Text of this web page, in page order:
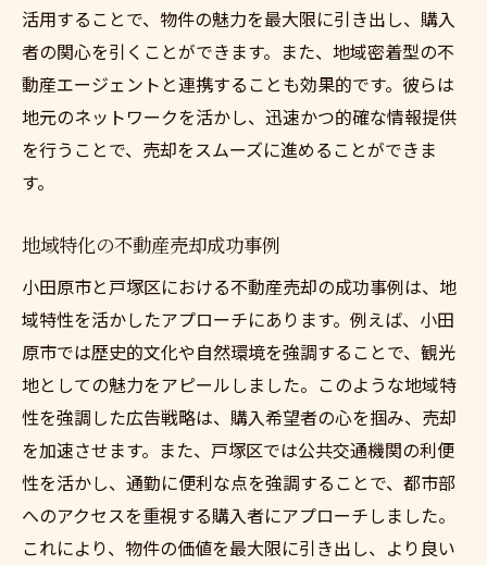
活用することで、物件の魅力を最大限に引き出し、購入
者の関心を引くことができます。また、地域密着型の不
動産エージェントと連携することも効果的です。彼らは
地元のネットワークを活かし、迅速かつ的確な情報提供
を行うことで、売却をスムーズに進めることができま
す。
地域特化の不動産売却成功事例
小田原市と戸塚区における不動産売却の成功事例は、地
域特性を活かしたアプローチにあります。例えば、小田
原市では歴史的文化や自然環境を強調することで、観光
地としての魅力をアピールしました。このような地域特
性を強調した広告戦略は、購入希望者の心を掴み、売却
を加速させます。また、戸塚区では公共交通機関の利便
性を活かし、通勤に便利な点を強調することで、都市部
へのアクセスを重視する購入者にアプローチしました。
これにより、物件の価値を最大限に引き出し、より良い